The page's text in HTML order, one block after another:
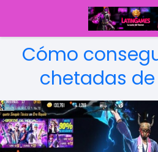
Cómo
chetadas de